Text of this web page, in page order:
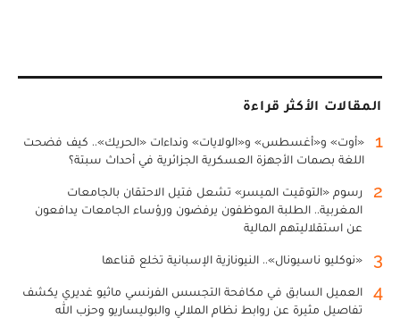
المقالات الأكثر قراءة
1
«أوت» و«أغسطس» و«الولايات» ونداءات «الحريك».. كيف فضحت
اللغة بصمات الأجهزة العسكرية الجزائرية في أحداث سبتة؟
2
رسوم «التوقيت الميسر» تشعل فتيل الاحتقان بالجامعات
المغربية.. الطلبة الموظفون يرفضون ورؤساء الجامعات يدافعون
عن استقلاليتهم المالية
3 «نوكليو ناسيونال».. النيونازية الإسبانية تخلع قناعها
4
العميل السابق في مكافحة التجسس الفرنسي ماثيو غديري يكشف
تفاصيل مثيرة عن روابط نظام الملالي والبوليساريو وحزب الله